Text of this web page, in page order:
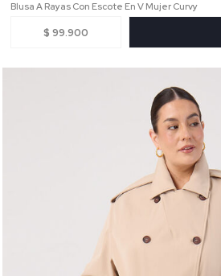
Blusa A Rayas Con Escote En V Mujer Curvy
$ 99.900